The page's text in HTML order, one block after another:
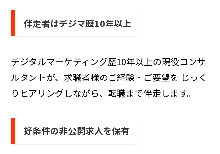
伴走者はデジマ歴10年以上
デジタルマーケティング歴10年以上の現役コンサ
ルタントが、求職者様のご経験・ご要望を じっく
りヒアリングしながら、転職まで伴走します。
好条件の⾮公開求⼈を保有